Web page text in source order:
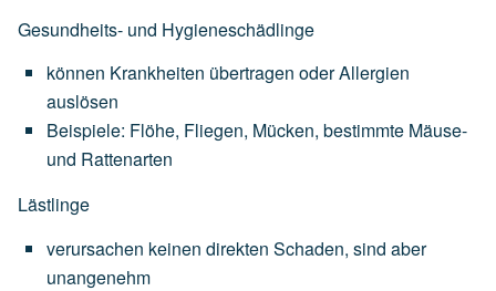
Gesundheits- und Hygieneschädlinge
können Krankheiten übertragen oderAllergien
auslösen
Beispiele: Flöhe, Fliegen, Mücken, bestimmte Mäuse-
und Rattenarten
Lästlinge
verursachen keinen direkten Schaden, sind aber
unangenehm